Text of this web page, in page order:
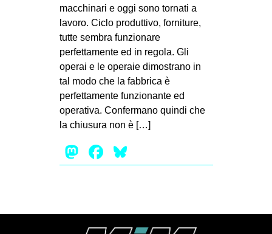
SPAZI
SPORT POPOLARE
MOVIMENTI
AMBIENTE
ANTIFASCISMO
DIRITTO ALL’ABITARE
MIGRAZIONI
macchinari e oggi sono tornati a
lavoro. Ciclo produttivo, forniture,
tutte sembra funzionare
perfettamente ed in regola. Gli
operai e le operaie dimostrano in
tal modo che la fabbrica è
perfettamente funzionante ed
operativa. Confermano quindi che
la chiusura non è […]
Mastodon
Facebook